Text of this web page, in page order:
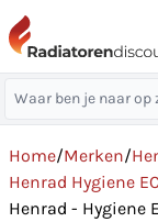
Home/Merken/
Henrad Hygiene
Henrad - Hygiene